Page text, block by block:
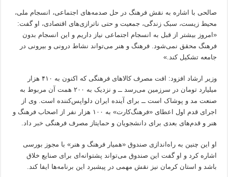
صالحی با اشاره به نقش فرهنگ در حل صدمه‌های اجتماعی، انسجام ملی،
محیط زیست، سبک زندگی، جمعیت و حتی ناترازی‌های اقتصادی، او گفت:
«امروز بیشتر از قبل به انسجام اجتماعی نیاز داریم و این انسجام بدون
فرهنگ محقق نمی‌شود. فرهنگ و هنر می‌تواند نشاط درونی و بیرونی در
جامعه تشکیل کند.»
وزیر ارشاد افزود: افت مصرف کالاهای فرهنگی که اکنون به ۴۱۰ هزار
میلیارد تومان در سرزمین می‌رسد ــ و نزدیک به ۲۰۰ همت آن مربوط به
صنعت مد و پوشاک است ــ برای آینده ایران دلواپس‌کننده است. وی از
اجرای قدم اول اعطای «فرهنگ‌کارت» به ۱۰۰ هزار نفر از اصحاب فرهنگ و
هنر و قدم‌های بعدی برای دانشجویان و حمایتاز مصرف فرهنگی خبر داد.
او این چنین به راه‌اندازی صندوق «همیار فرهنگ و هنر» با مجوز بورسی
اشاره کرد و او گفت این صندوق می‌تواند پشتوانه‌ای برای صنایع خلاق
باشد و استان کرمان نیز نقش مهمی در پیشبرد این برنامه‌ها ایفا کند.